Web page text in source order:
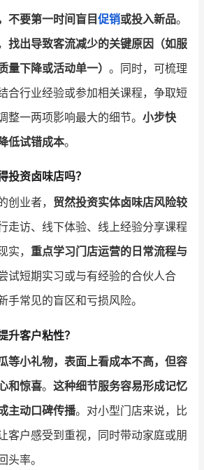
不要第一时间盲目促销或投入新品。
找出导致客流减少的关键原因（如服
量下降或活动单一） 。同时，可梳理
合行业经验或参加相关课程，争取短
整一两项影响最大的细节。 小步快
低试错成本。
投资卤味店吗？
创业者， 贸然投资实体卤味店风险较
走访、线下体验、线上经验分享课程
实， 重点学习门店运营的日常流程与
试短期实习或与有经验的合伙人合
手常见的盲区和亏损风险。
升客户粘性？
等小礼物，表面上看成本不高，但容
和惊喜。 这种细节服务容易形成记忆
主动口碑传播。对小型门店来说，比
客户感受到重视，同时带动家庭或朋
头率。